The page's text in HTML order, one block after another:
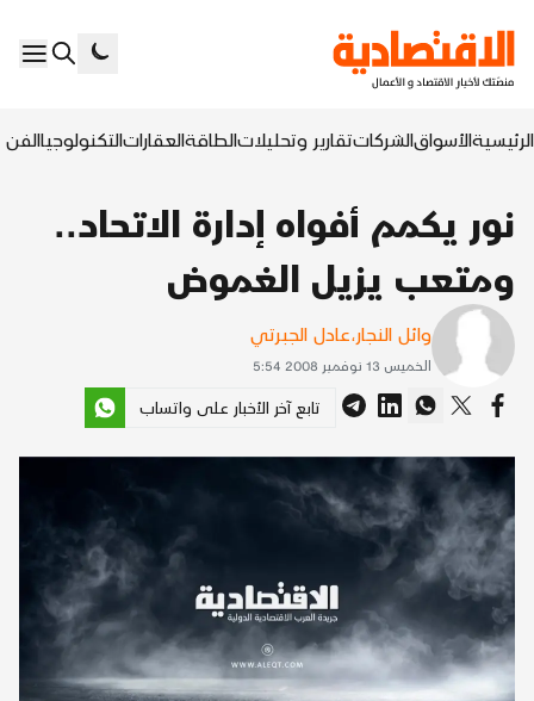
الرئيسيةالأسواقالشركاتتقارير وتحليلاتالطاقةالعقاراتالتكنولوجياالفن
نور يكمم أفواه إدارة الاتحاد..
ومتعب يزيل الغموض
وائل النجار،عادل الجبرتي
الخميس 13 نوفمبر 2008 5:54
تابع آخر الأخبار على واتساب